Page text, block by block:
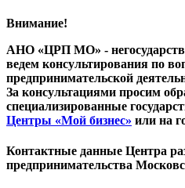
Внимание!
АНО «ЦРП МО» -
ведем консультирования по
предпринимательской
За консультациями просим
специализированные
Центры «Мой бизнес» или на
Контактные данные Центра
предпринимательства